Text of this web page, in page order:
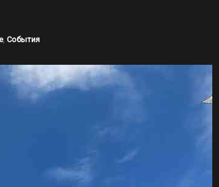
, События